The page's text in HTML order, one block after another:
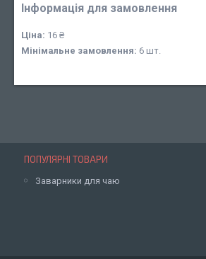
Інформація для замовлення
Ціна: 16 ₴
Мінімальне замовлення: 6 шт.
ПОПУЛЯРНІ ТОВАРИ
Заварники для чаю